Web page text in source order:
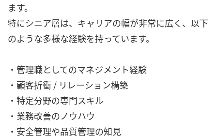
ます。
特にシニア層は、キャリアの幅が非常に広く、以下
のような多様な経験を持っています。
・管理職としてのマネジメント経験
・顧客折衝 / リレーション構築
・特定分野の専門スキル
・業務改善のノウハウ
・安全管理や品質管理の知見